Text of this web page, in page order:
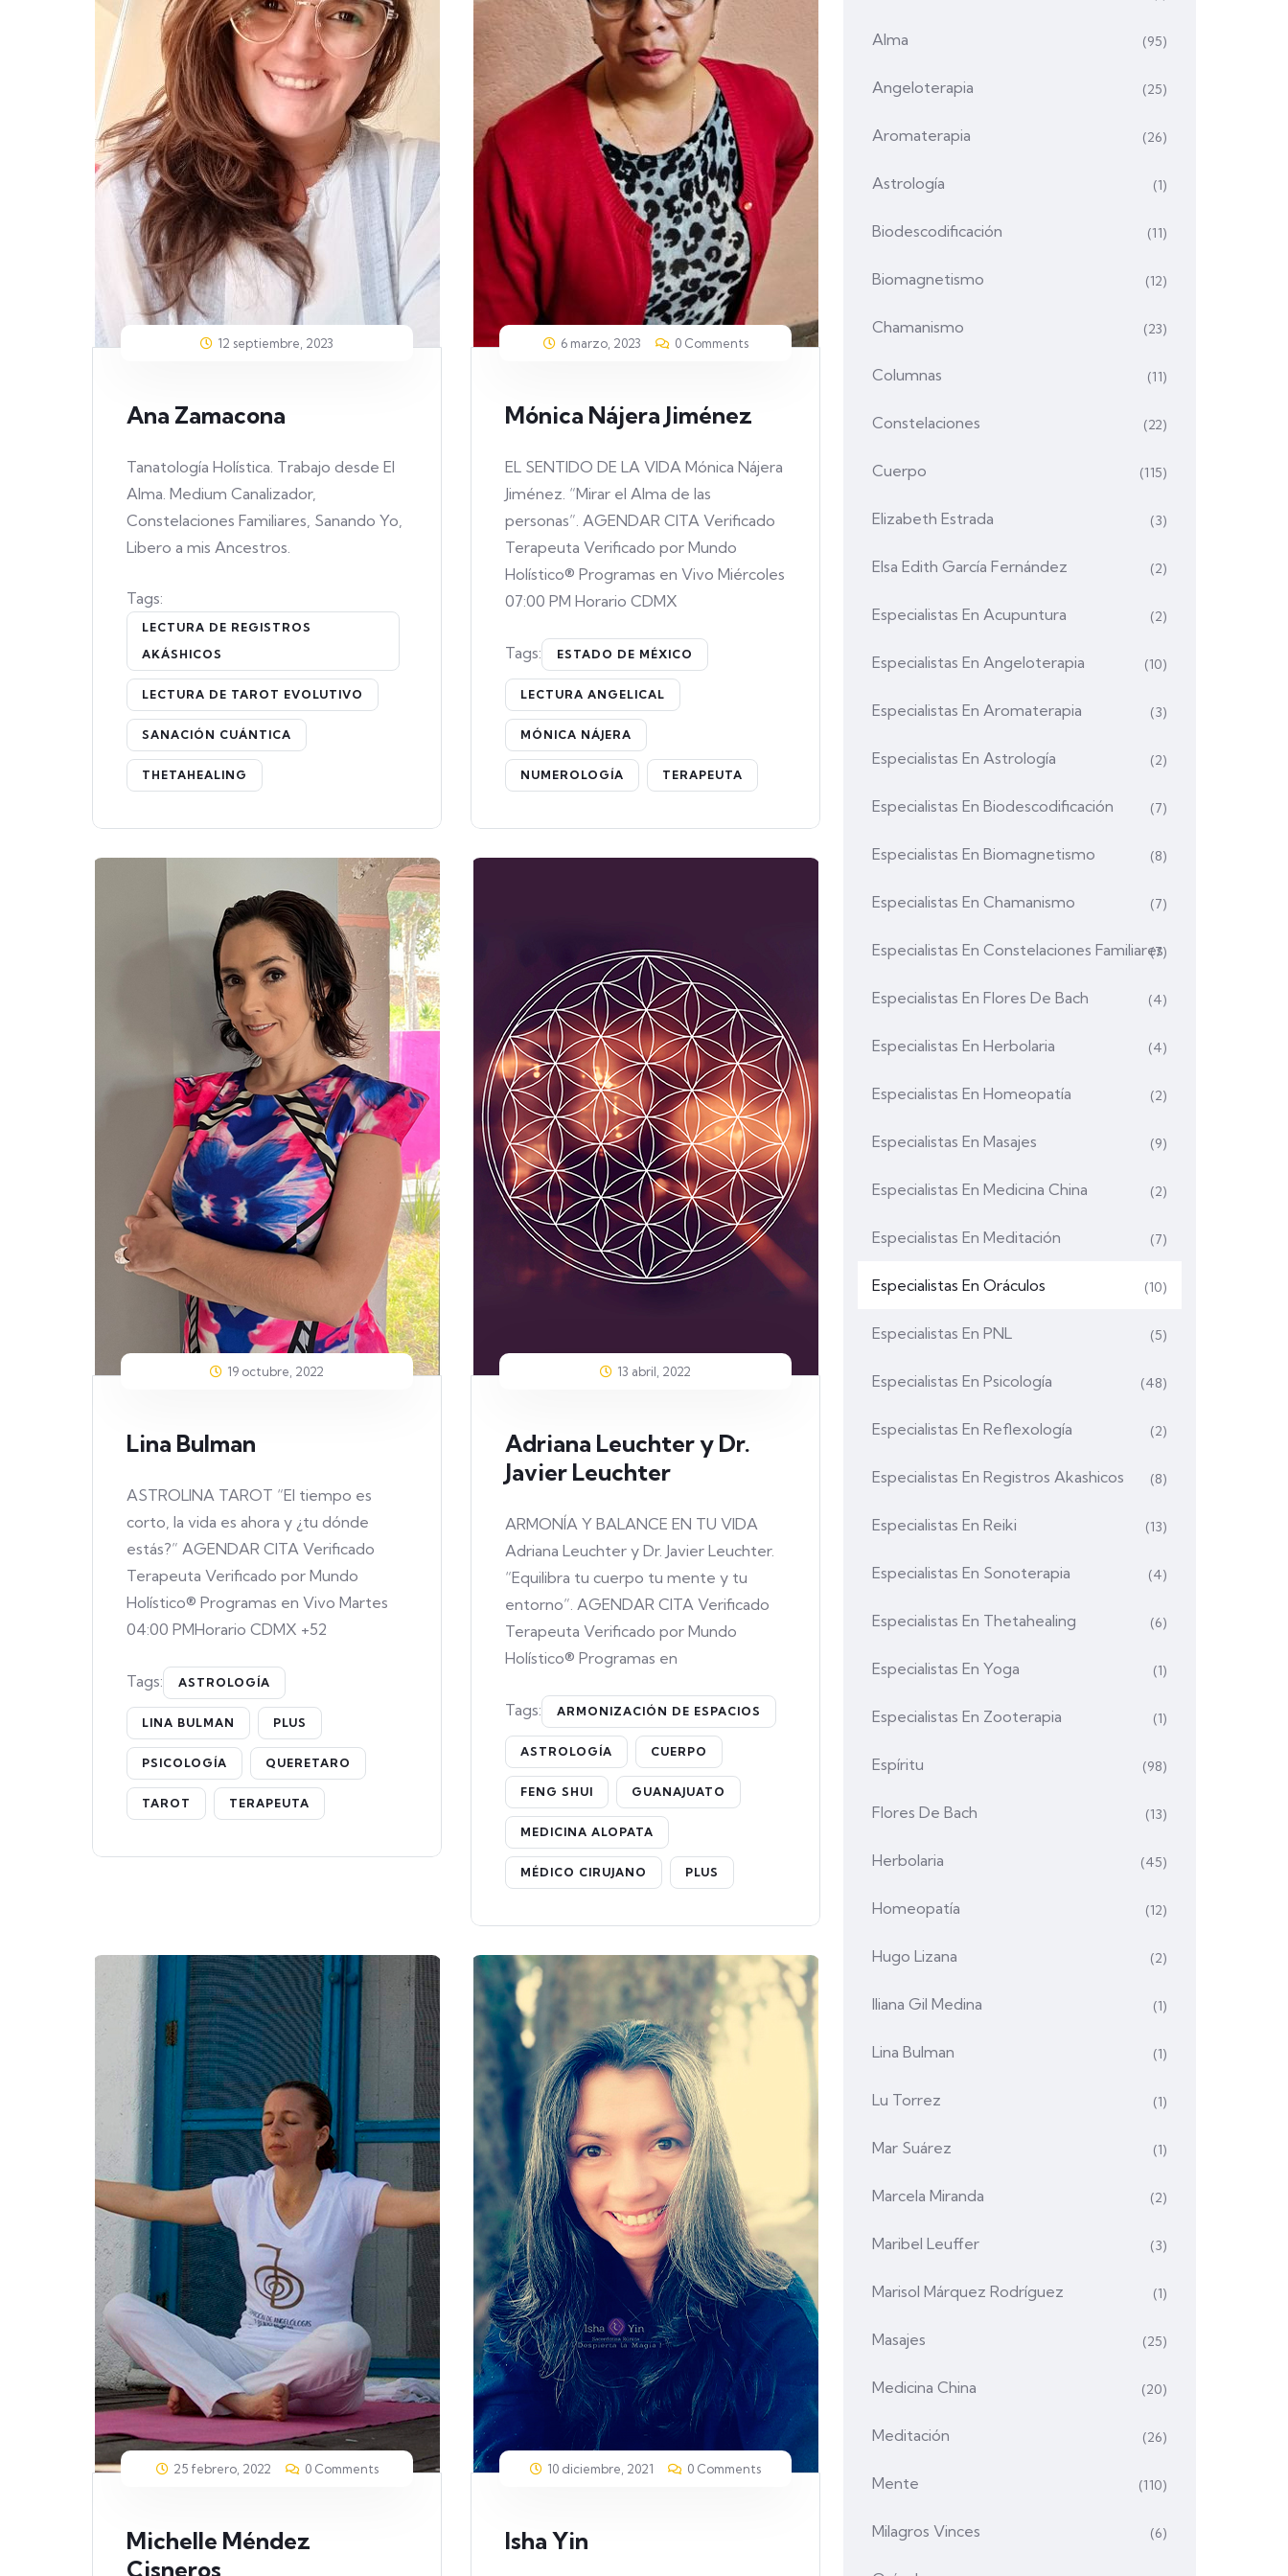
12 septiembre, 2023
Ana Zamacona
Tanatología Holística. Trabajo desde El
Alma. Medium Canalizador,
Constelaciones Familiares, Sanando Yo,
Libero a mis Ancestros.
Tags:
LECTURA DE REGISTROS
AKÁSHICOS
LECTURA DE TAROT EVOLUTIVO
SANACIÓN CUÁNTICA
THETAHEALING
6 marzo, 2023 0 Comments
Mónica Nájera Jiménez
EL SENTIDO DE LA VIDA Mónica Nájera
Jiménez. “Mirar el Alma de las
personas”. AGENDAR CITA Verificado
Terapeuta Verificado por Mundo
Holístico® Programas en Vivo Miércoles
07:00 PM Horario CDMX
Tags: ESTADO DE MÉXICO
LECTURA ANGELICAL
MÓNICA NÁJERA
NUMEROLOGÍA TERAPEUTA
19 octubre, 2022
Lina Bulman
ASTROLINA TAROT “El tiempo es
corto, la vida es ahora y ¿tu dónde
estás?” AGENDAR CITA Verificado
Terapeuta Verificado por Mundo
Holístico® Programas en Vivo Martes
04:00 PMHorario CDMX +52
Tags: ASTROLOGÍA
LINA BULMAN PLUS
PSICOLOGÍA QUERETARO
TAROT TERAPEUTA
13 abril, 2022
Adriana Leuchter y Dr.
Javier Leuchter
ARMONÍA Y BALANCE EN TU VIDA
Adriana Leuchter y Dr. Javier Leuchter.
“Equilibra tu cuerpo tu mente y tu
entorno”. AGENDAR CITA Verificado
Terapeuta Verificado por Mundo
Holístico® Programas en
Tags: ARMONIZACIÓN DE ESPACIOS
ASTROLOGÍA CUERPO
FENG SHUI GUANAJUATO
MEDICINA ALOPATA
MÉDICO CIRUJANO PLUS
25 febrero, 2022 0 Comments
Michelle Méndez
Cisneros
10 diciembre, 2021 0 Comments
Isha Yin
Alma (95)
Angeloterapia (25)
Aromaterapia (26)
Astrología (1)
Biodescodificación (11)
Biomagnetismo (12)
Chamanismo (23)
Columnas (11)
Constelaciones (22)
Cuerpo (115)
Elizabeth Estrada (3)
Elsa Edith García Fernández (2)
Especialistas En Acupuntura (2)
Especialistas En Angeloterapia (10)
Especialistas En Aromaterapia (3)
Especialistas En Astrología (2)
Especialistas En Biodescodificación (7)
Especialistas En Biomagnetismo (8)
Especialistas En Chamanismo (7)
Especialistas En Constelaciones Familiares
(7)
Especialistas En Flores De Bach (4)
Especialistas En Herbolaria (4)
Especialistas En Homeopatía (2)
Especialistas En Masajes (9)
Especialistas En Medicina China (2)
Especialistas En Meditación (7)
Especialistas En Oráculos (10)
Especialistas En PNL (5)
Especialistas En Psicología (48)
Especialistas En Reflexología (2)
Especialistas En Registros Akashicos (8)
Especialistas En Reiki (13)
Especialistas En Sonoterapia (4)
Especialistas En Thetahealing (6)
Especialistas En Yoga (1)
Especialistas En Zooterapia (1)
Espíritu (98)
Flores De Bach (13)
Herbolaria (45)
Homeopatía (12)
Hugo Lizana (2)
Iliana Gil Medina (1)
Lina Bulman (1)
Lu Torrez (1)
Mar Suárez (1)
Marcela Miranda (2)
Maribel Leuffer (3)
Marisol Márquez Rodríguez (1)
Masajes (25)
Medicina China (20)
Meditación (26)
Mente (110)
Milagros Vinces (6)